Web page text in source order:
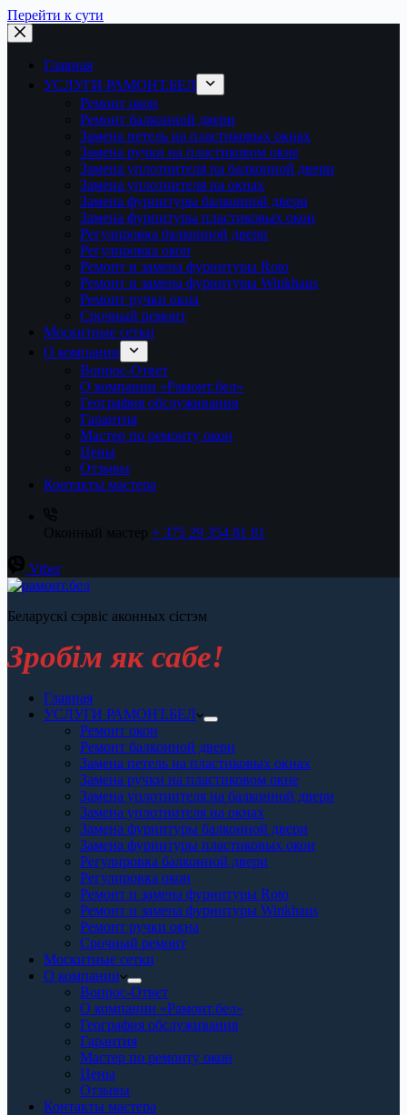
Перейти к сути
Главная
УСЛУГИ РАМОНТ.БЕЛ
Ремонт окон
Ремонт балконной двери
Замена петель на пластиковых окнах
Замена ручки на пластиковом окне
Замена уплотнителя на балконной двери
Замена уплотнителя на окнах
Замена фурнитуры балконной двери
Замена фурнитуры пластиковых окон
Регулировка балконной двери
Регулировка окон
Ремонт и замена фурнитуры Roto
Ремонт и замена фурнитуры Winkhaus
Ремонт ручки окна
Срочный ремонт
Москитные сетки
О компании
Вопрос-Ответ
О компании «Рамонт.бел»
География обслуживания
Гарантия
Мастер по ремонту окон
Цены
Отзывы
Контакты мастера
Оконный мастер + 375 29 354 81 81
Viber
Беларускі сэрвіс аконных сістэм
Зробiм як сабе!
Главная
УСЛУГИ РАМОНТ.БЕЛ
Ремонт окон
Ремонт балконной двери
Замена петель на пластиковых окнах
Замена ручки на пластиковом окне
Замена уплотнителя на балконной двери
Замена уплотнителя на окнах
Замена фурнитуры балконной двери
Замена фурнитуры пластиковых окон
Регулировка балконной двери
Регулировка окон
Ремонт и замена фурнитуры Roto
Ремонт и замена фурнитуры Winkhaus
Ремонт ручки окна
Срочный ремонт
Москитные сетки
О компании
Вопрос-Ответ
О компании «Рамонт.бел»
География обслуживания
Гарантия
Мастер по ремонту окон
Цены
Отзывы
Контакты мастера